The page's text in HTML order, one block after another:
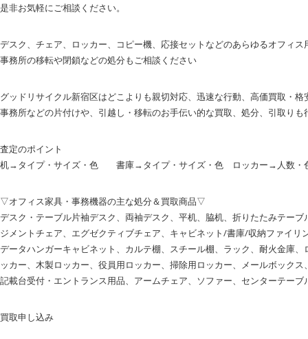
是非お気軽にご相談ください。
デスク、チェア、ロッカー、コピー機、応接セットなどのあらゆるオフィス
事務所の移転や閉鎖などの処分もご相談ください
グッドリサイクル新宿区はどこよりも親切対応、迅速な行動、高価買取・
事務所などの片付けや、引越し・移転のお手伝い的な買取、処分、引取り
査定のポイント
机→タイプ・サイズ・色 書庫→タイプ・サイズ・色 ロッカー→人数・
▽オフィス家具・事務機器の主な処分＆買取商品▽
デスク・テーブル片袖デスク、両袖デスク、平机、脇机、折りたたみテー
ジメントチェア、エグゼクティブチェア、キャビネット/書庫/収納ファイ
データハンガーキャビネット、カルテ棚、スチール棚、ラック、耐火金庫
ッカー、木製ロッカー、役員用ロッカー、掃除用ロッカー、メールボック
記載台受付・エントランス用品、アームチェア、ソファー、センターテーブ
買取申し込み